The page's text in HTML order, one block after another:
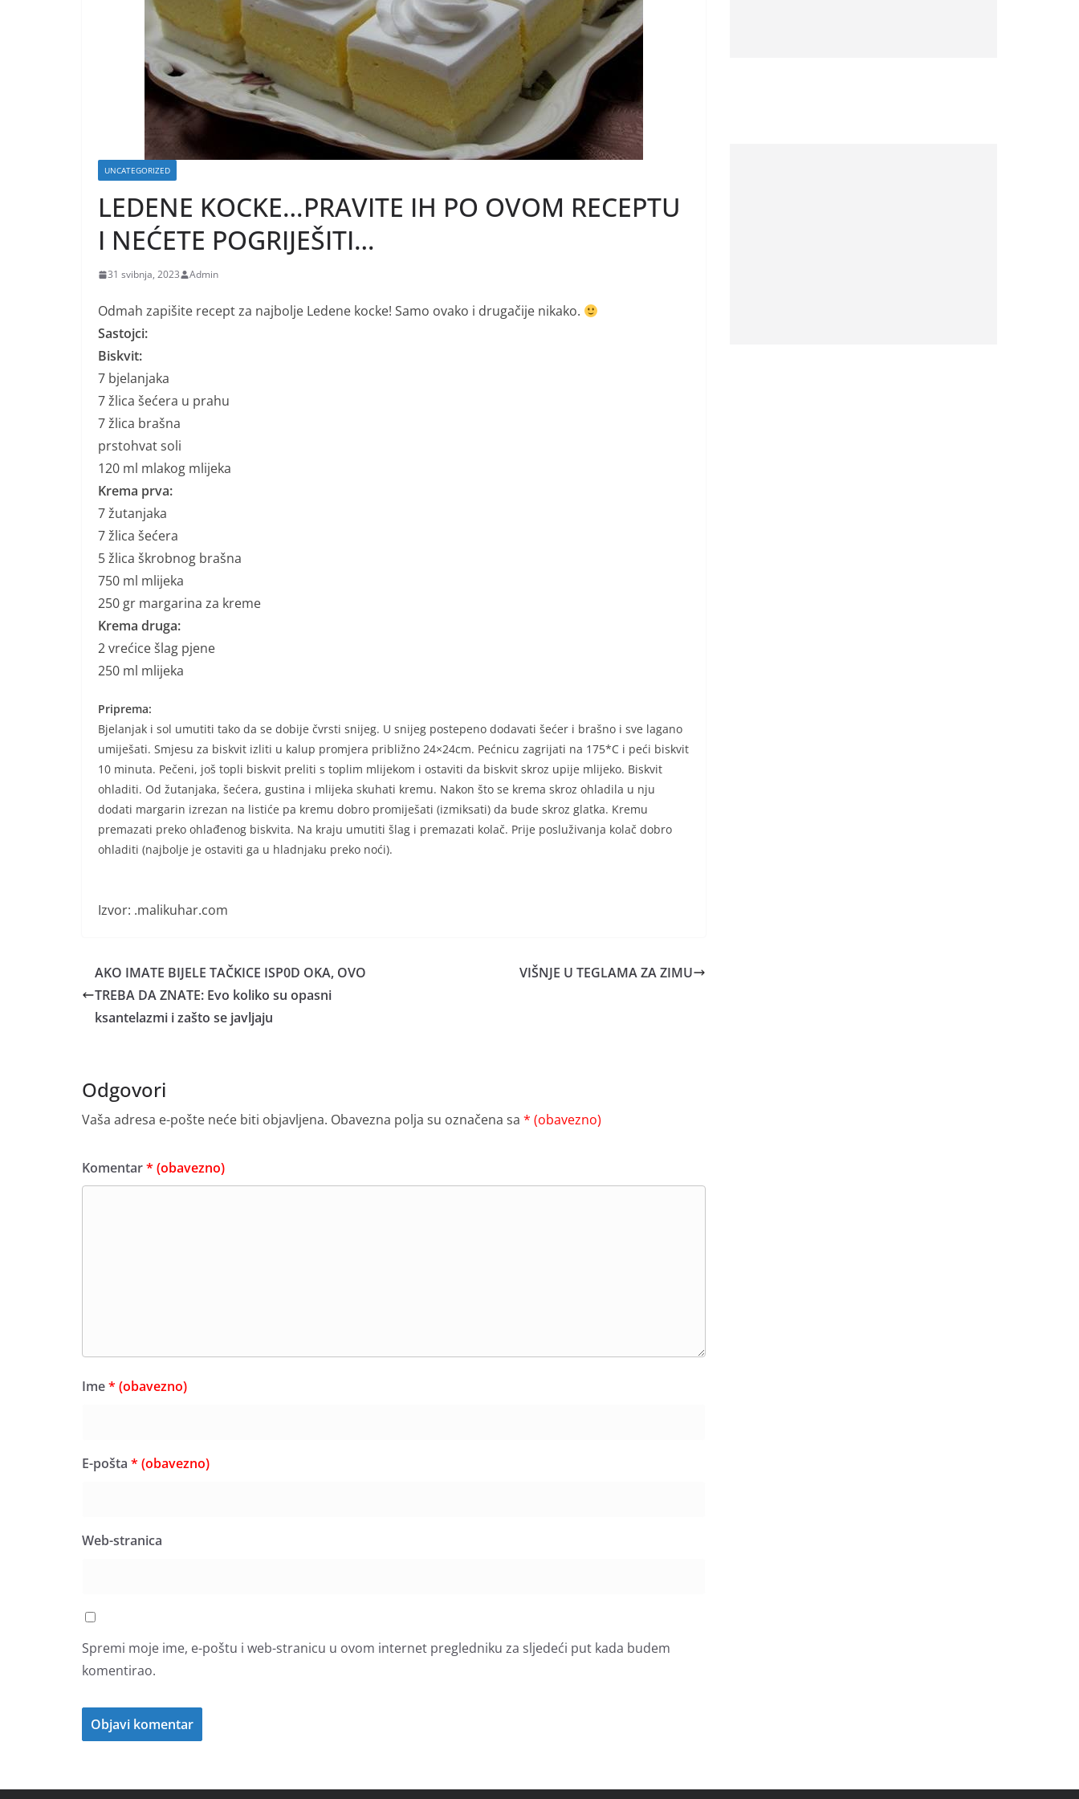
UNCATEGORIZED
LEDENE KOCKE…PRAVITE IH PO OVOM RECEPTU
I NEĆETE POGRIJEŠITI…
31 svibnja, 2023 Admin
Odmah zapišite recept za najbolje Ledene kocke! Samo ovako i drugačije nikako.
Sastojci:
Biskvit:
7 bjelanjaka
7 žlica šećera u prahu
7 žlica brašna
prstohvat soli
120 ml mlakog mlijeka
Krema prva:
7 žutanjaka
7 žlica šećera
5 žlica škrobnog brašna
750 ml mlijeka
250 gr margarina za kreme
Krema druga:
2 vrećice šlag pjene
250 ml mlijeka
Priprema:
Bjelanjak i sol umutiti tako da se dobije čvrsti snijeg. U snijeg postepeno dodavati šećer i brašno i sve lagano
umiješati. Smjesu za biskvit izliti u kalup promjera približno 24×24cm. Pećnicu zagrijati na 175*C i peći biskvit
10 minuta. Pečeni, još topli biskvit preliti s toplim mlijekom i ostaviti da biskvit skroz upije mlijeko. Biskvit
ohladiti. Od žutanjaka, šećera, gustina i mlijeka skuhati kremu. Nakon što se krema skroz ohladila u nju
dodati margarin izrezan na listiće pa kremu dobro promiješati (izmiksati) da bude skroz glatka. Kremu
premazati preko ohlađenog biskvita. Na kraju umutiti šlag i premazati kolač. Prije posluživanja kolač dobro
ohladiti (najbolje je ostaviti ga u hladnjaku preko noći).
Izvor: .malikuhar.com
AKO IMATE BIJELE TAČKICE ISP0D OKA, OVO
TREBA DA ZNATE: Evo koliko su opasni
ksantelazmi i zašto se javljaju
VIŠNJE U TEGLAMA ZA ZIMU
Odgovori
Vaša adresa e-pošte neće biti objavljena. Obavezna polja su označena sa * (obavezno)
Komentar* (obavezno)
Ime* (obavezno)
E-pošta * (obavezno)
Web-stranica
Spremi moje ime, e-poštu i web-stranicu u ovom internet pregledniku za sljedeći put kada budem
komentirao.